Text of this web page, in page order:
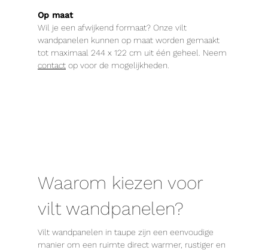
Op maat
Wil je een afwijkend formaat? Onze vilt
wandpanelen kunnen op maat worden gemaakt
tot maximaal 244 x 122 cm uit één geheel. Neem
contact op voor de mogelijkheden.
Waarom kiezen voor
vilt wandpanelen?
Vilt wandpanelen in taupe zijn een eenvoudige
manier om een ruimte direct warmer, rustiger en